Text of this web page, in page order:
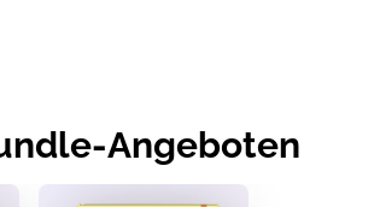
Angeboten